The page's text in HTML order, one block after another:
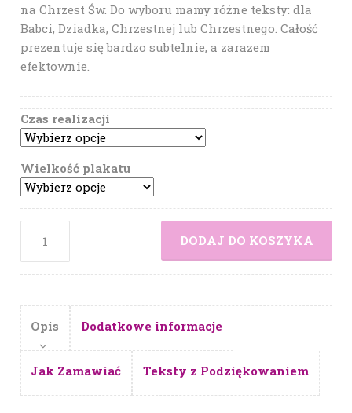
na Chrzest Św. Do wyboru mamy różne teksty: dla
Babci, Dziadka, Chrzestnej lub Chrzestnego. Całość
prezentuje się bardzo subtelnie, a zarazem
efektownie.
Czas realizacji
Wielkość plakatu
DODAJ DO KOSZYKA
Opis Dodatkowe informacje
Jak Zamawiać Teksty z Podziękowaniem